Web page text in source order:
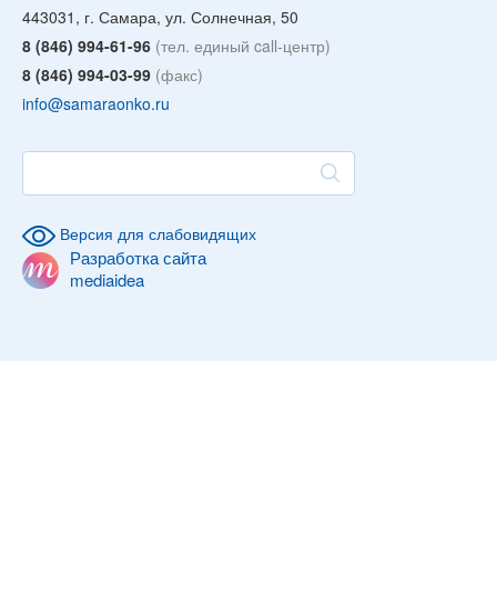
443031, г. Самара, ул. Солнечная, 50
8 (846) 994-61-96 (тел. единый call-центр)
8 (846) 994-03-99 (факс)
info@samaraonko.ru
Версия для слабовидящих
Разработка сайта
mediaidea